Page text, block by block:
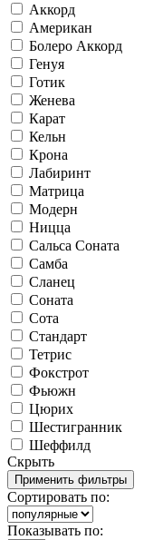
Аккорд
Американ
Болеро Аккорд
Генуя
Готик
Женева
Карат
Кельн
Крона
Лабиринт
Матрица
Модерн
Ницца
Сальса Соната
Самба
Сланец
Соната
Сота
Стандарт
Тетрис
Фокстрот
Фьюжн
Цюрих
Шестигранник
Шеффилд
Скрыть
Сортировать по:
Показывать по: